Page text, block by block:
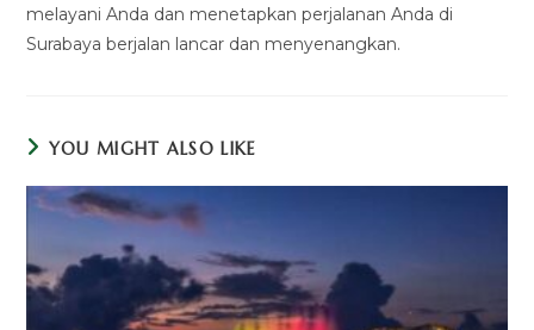
melayani Anda dan menetapkan perjalanan Anda di
Surabaya berjalan lancar dan menyenangkan.
YOU MIGHT ALSO LIKE